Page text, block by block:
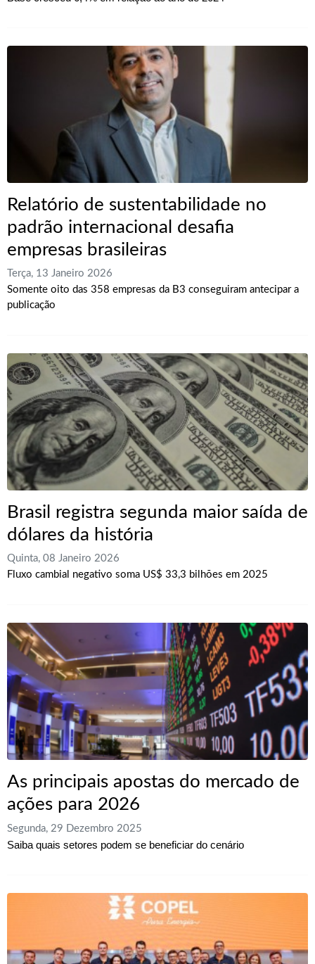
Relatório de sustentabilidade no
padrão internacional desafia
empresas brasileiras
Terça, 13 Janeiro 2026
Somente oito das 358 empresas da B3 conseguiram antecipar a
publicação
Brasil registra segunda maior saída de
dólares da história
Quinta, 08 Janeiro 2026
Fluxo cambial negativo soma US$ 33,3 bilhões em 2025
As principais apostas do mercado de
ações para 2026
Segunda, 29 Dezembro 2025
Saiba quais setores podem se beneficiar do cenário